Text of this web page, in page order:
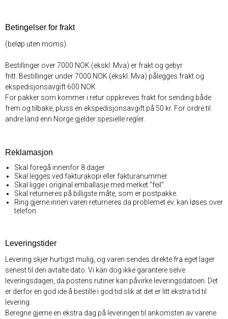
Betingelser for frakt
(beløp uten moms)
Bestillinger over 7000 NOK (ekskl. Mva) er frakt og gebyr
fritt. Bestillinger under 7000 NOK (ekskl. Mva) pålegges frakt og
ekspedisjonsavgift 600 NOK
For pakker som kommer i retur oppkreves frakt for sending både
frem og tilbake, pluss en ekspedisjonsavgift på 50 kr. For ordre til
andre land enn Norge gjelder spesielle regler.
Reklamasjon
Skal foregå innenfor 8 dager.
Skal legges ved fakturakopi eller fakturanummer.
Skal ligge i original emballasje med merket ”feil”.
Skal returneres på billigste måte, som er postpakke.
Ring gjerne innen varen returneres da problemet ev. kan løses over
telefon.
Leveringstider
Levering skjer hurtigst mulig, og varen sendes direkte fra eget lager
senest til den avtalte dato. Vi kan dog ikke garantere selve
leveringsdagen, da postens rutiner kan påvirke leveringsdatoen. Det
er derfor en god ide å bestille i god tid slik at det er litt ekstra tid til
levering.
Beregne gjerne en ekstra dag på leveringen til ankomsten av varene